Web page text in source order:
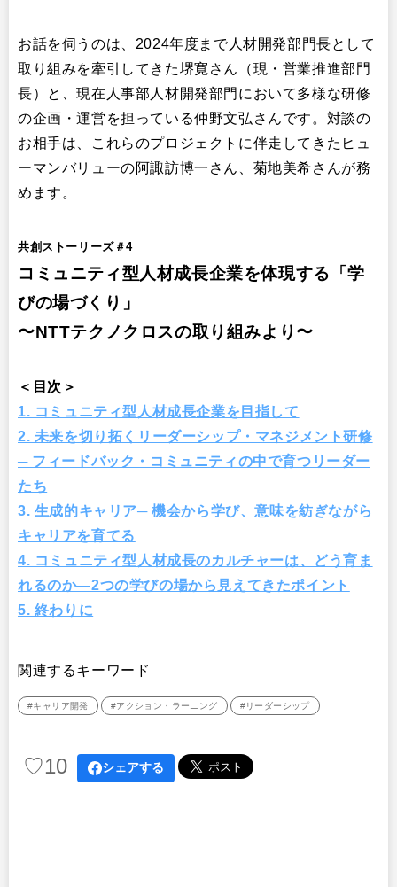
お話を伺うのは、2024年度まで人材開発部門長として
取り組みを牽引してきた堺寛さん（現・営業推進部門
長）と、現在人事部人材開発部門において多様な研修
の企画・運営を担っている仲野文弘さんです。対談の
お相手は、これらのプロジェクトに伴走してきたヒュ
ーマンバリューの阿諏訪博一さん、菊地美希さんが務
めます。
共創ストーリーズ＃4
コミュニティ型人材成長企業を体現する「学
びの場づくり」
〜NTTテクノクロスの取り組みより〜
＜目次＞
1. コミュニティ型人材成長企業を目指して
2. 未来を切り拓くリーダーシップ・マネジメント研修
─ フィードバック・コミュニティの中で育つリーダー
たち
3. 生成的キャリア─ 機会から学び、意味を紡ぎながら
キャリアを育てる
4. コミュニティ型人材成長のカルチャーは、どう育ま
れるのか―2つの学びの場から見えてきたポイント
5. 終わりに
関連するキーワード
#キャリア開発 #アクション・ラーニング #リーダーシップ
♡10 シェアする